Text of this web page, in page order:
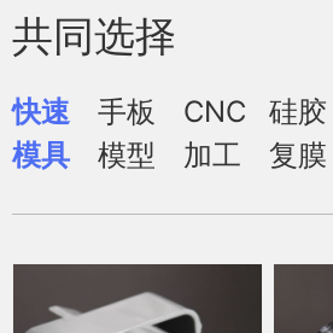
共同选择
快速
模具
手板
模型
CNC
加工
硅胶
复膜